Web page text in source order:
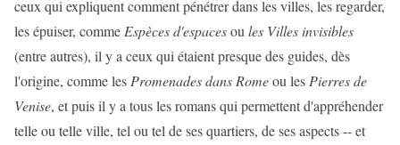
ceux qui expliquent comment pénétrer dans les villes, les regarder,
les épuiser, comme Espèces d'espacesou les Villes invisibles
(entre autres), il y a ceux qui étaient presque des guides, dès
l'origine, comme les Promenades dans Romeou les Pierres de
Venise, et puis il y a tous les romans qui permettent d'appréhender
telle ou telle ville, tel ou tel de ses quartiers, de ses aspects -- et